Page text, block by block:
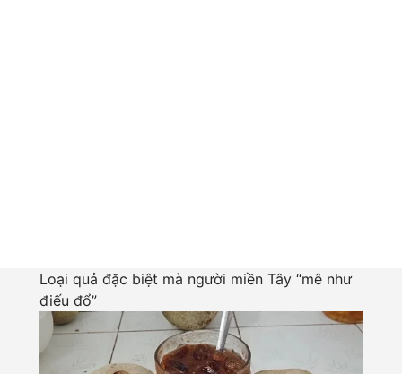
Loại quả đặc biệt mà người miền Tây “mê như
điếu đổ”